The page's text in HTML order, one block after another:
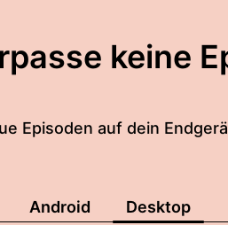
keine
Episoden auf dein
Android Desktop